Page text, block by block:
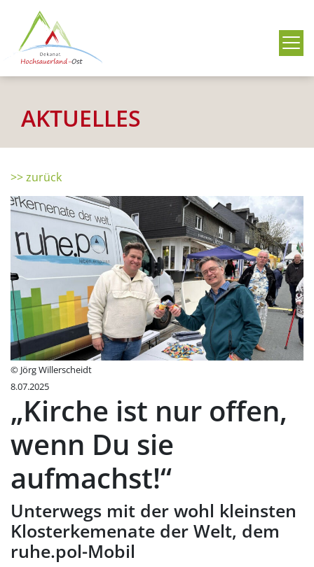
AKTUELLES
>> zurück
© Jörg Willerscheidt
8.07.2025
„Kirche ist nur offen,
wenn Du sie
aufmachst!“
Unterwegs mit der wohl kleinsten
Klosterkemenate der Welt, dem
ruhe.pol-Mobil